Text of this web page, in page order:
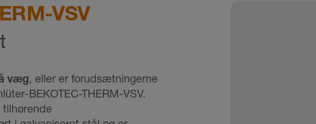
VSV
væg, eller er forudsætningerne
BEKOTEC-THERM-VSV.